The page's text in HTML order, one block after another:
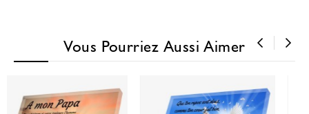
Vous Pourriez Aussi Aimer